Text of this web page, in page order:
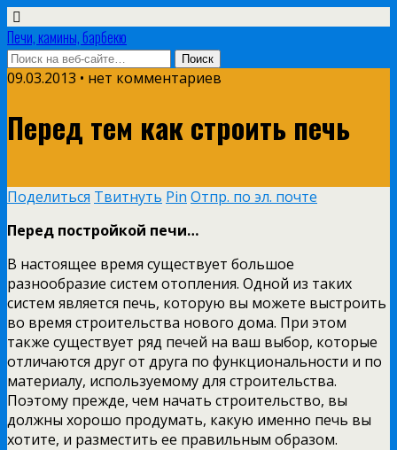
Печи, камины, барбекю
09.03.2013 • нет комментариев
Перед тем как строить печь
Поделиться Твитнуть Pin Отпр. по эл. почте
Перед постройкой печи…
В настоящее время существует большое
разнообразие систем отопления. Одной из таких
систем является печь, которую вы можете выстроить
во время строительства нового дома. При этом
также существует ряд печей на ваш выбор, которые
отличаются друг от друга по функциональности и по
материалу, используемому для строительства.
Поэтому прежде, чем начать строительство, вы
должны хорошо продумать, какую именно печь вы
хотите, и разместить ее правильным образом.